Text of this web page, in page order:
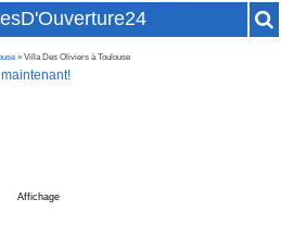
» Villa Des Oliviers à Toulouse
Affichage